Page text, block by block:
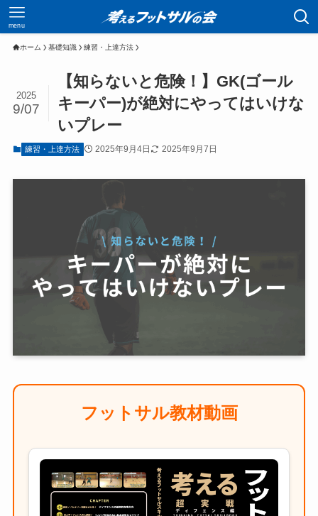
menu
ホーム 基礎知識 練習・上達方法
【知らないと危険！】GK(ゴール
キーパー)が絶対にやってはいけな
いプレー
2025
9/07
練習・上達方法 2025年9月4日 2025年9月7日
フットサル教材動画